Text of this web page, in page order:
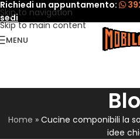
Skip to navigation
Skip to main content
Richiedi un appuntamento:
sedi
MENU
Home » Cucine componibili la
idee